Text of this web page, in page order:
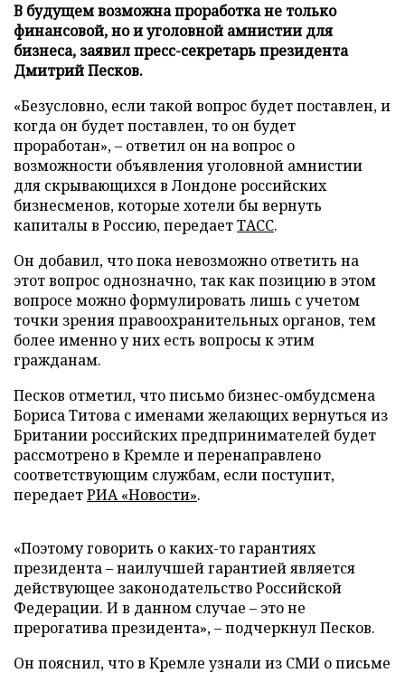
В будущем возможна проработка не только
финансовой, но и уголовной амнистии для
бизнеса, заявил пресс-секретарь президента
Дмитрий Песков.
«Безусловно, если такой вопрос будет поставлен, и
когда он будет поставлен, то он будет
проработан», – ответил он на вопрос о
возможности объявления уголовной амнистии
для скрывающихся в Лондоне российских
бизнесменов, которые хотели бы вернуть
капиталы в Россию, передаетТАСС.
Он добавил, что пока невозможно ответить на
этот вопрос однозначно, так как позицию в этом
вопросе можно формулировать лишь с учетом
точки зрения правоохранительных органов, тем
более именно у них есть вопросы к этим
гражданам.
Песков отметил, что письмо бизнес-омбудсмена
Бориса Титова с именами желающих вернуться из
Британии российских предпринимателей будет
рассмотрено в Кремле и перенаправлено
соответствующим службам, если поступит,
передаетРИА «Новости».
«Поэтому говорить о каких-то гарантиях
президента – наилучшей гарантией является
действующее законодательство Российской
Федерации. И в данном случае – это не
прерогатива президента», – подчеркнул Песков.
Он пояснил, что в Кремле узнали из СМИ о письме